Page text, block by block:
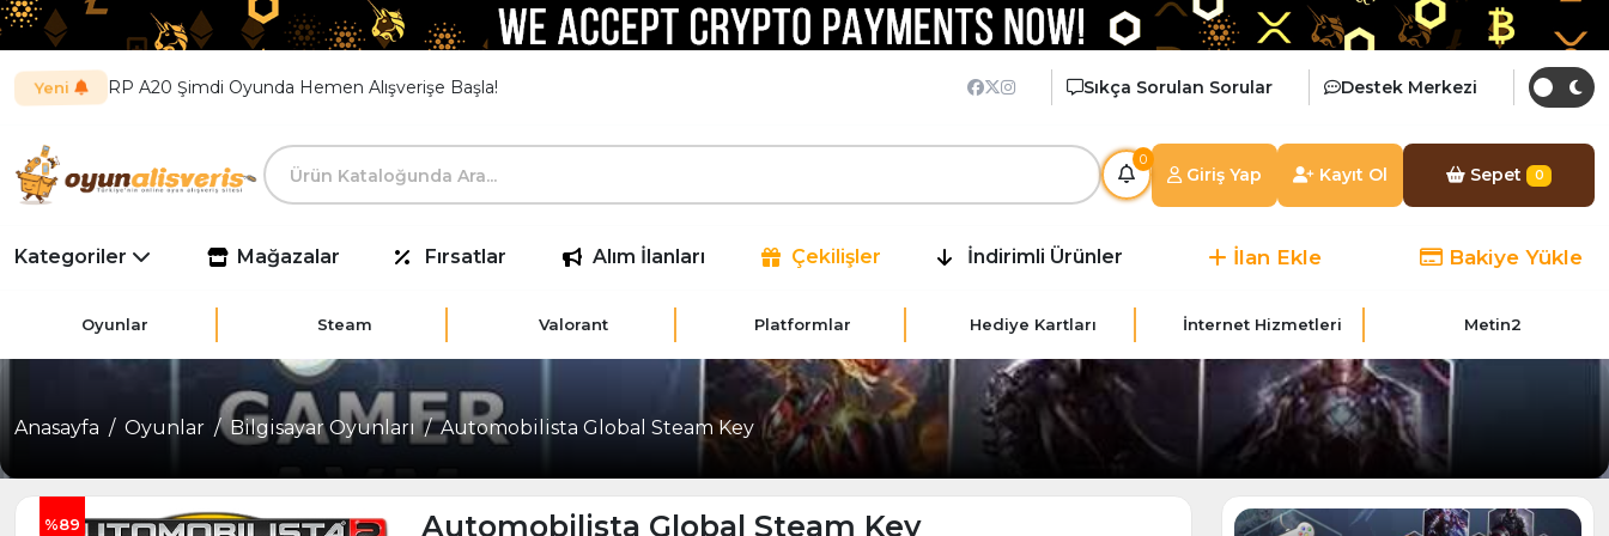
Yeni RP A20 Şimdi Oyunda Hemen Alışverişe Başla! Sıkça Sorulan Sorular Destek Merkezi
0
Giriş Yap Kayıt Ol Sepet 0
Kategoriler Mağazalar Fırsatlar Alım İlanları Çekilişler İndirimli Ürünler İlan Ekle Bakiye Yükle
Oyunlar Steam Valorant Platformlar Hediye Kartları İnternet Hizmetleri Metin2
Anasayfa Oyunlar Bilgisayar Oyunları Automobilista Global Steam Key
%89 Automobilista Global Steam Key